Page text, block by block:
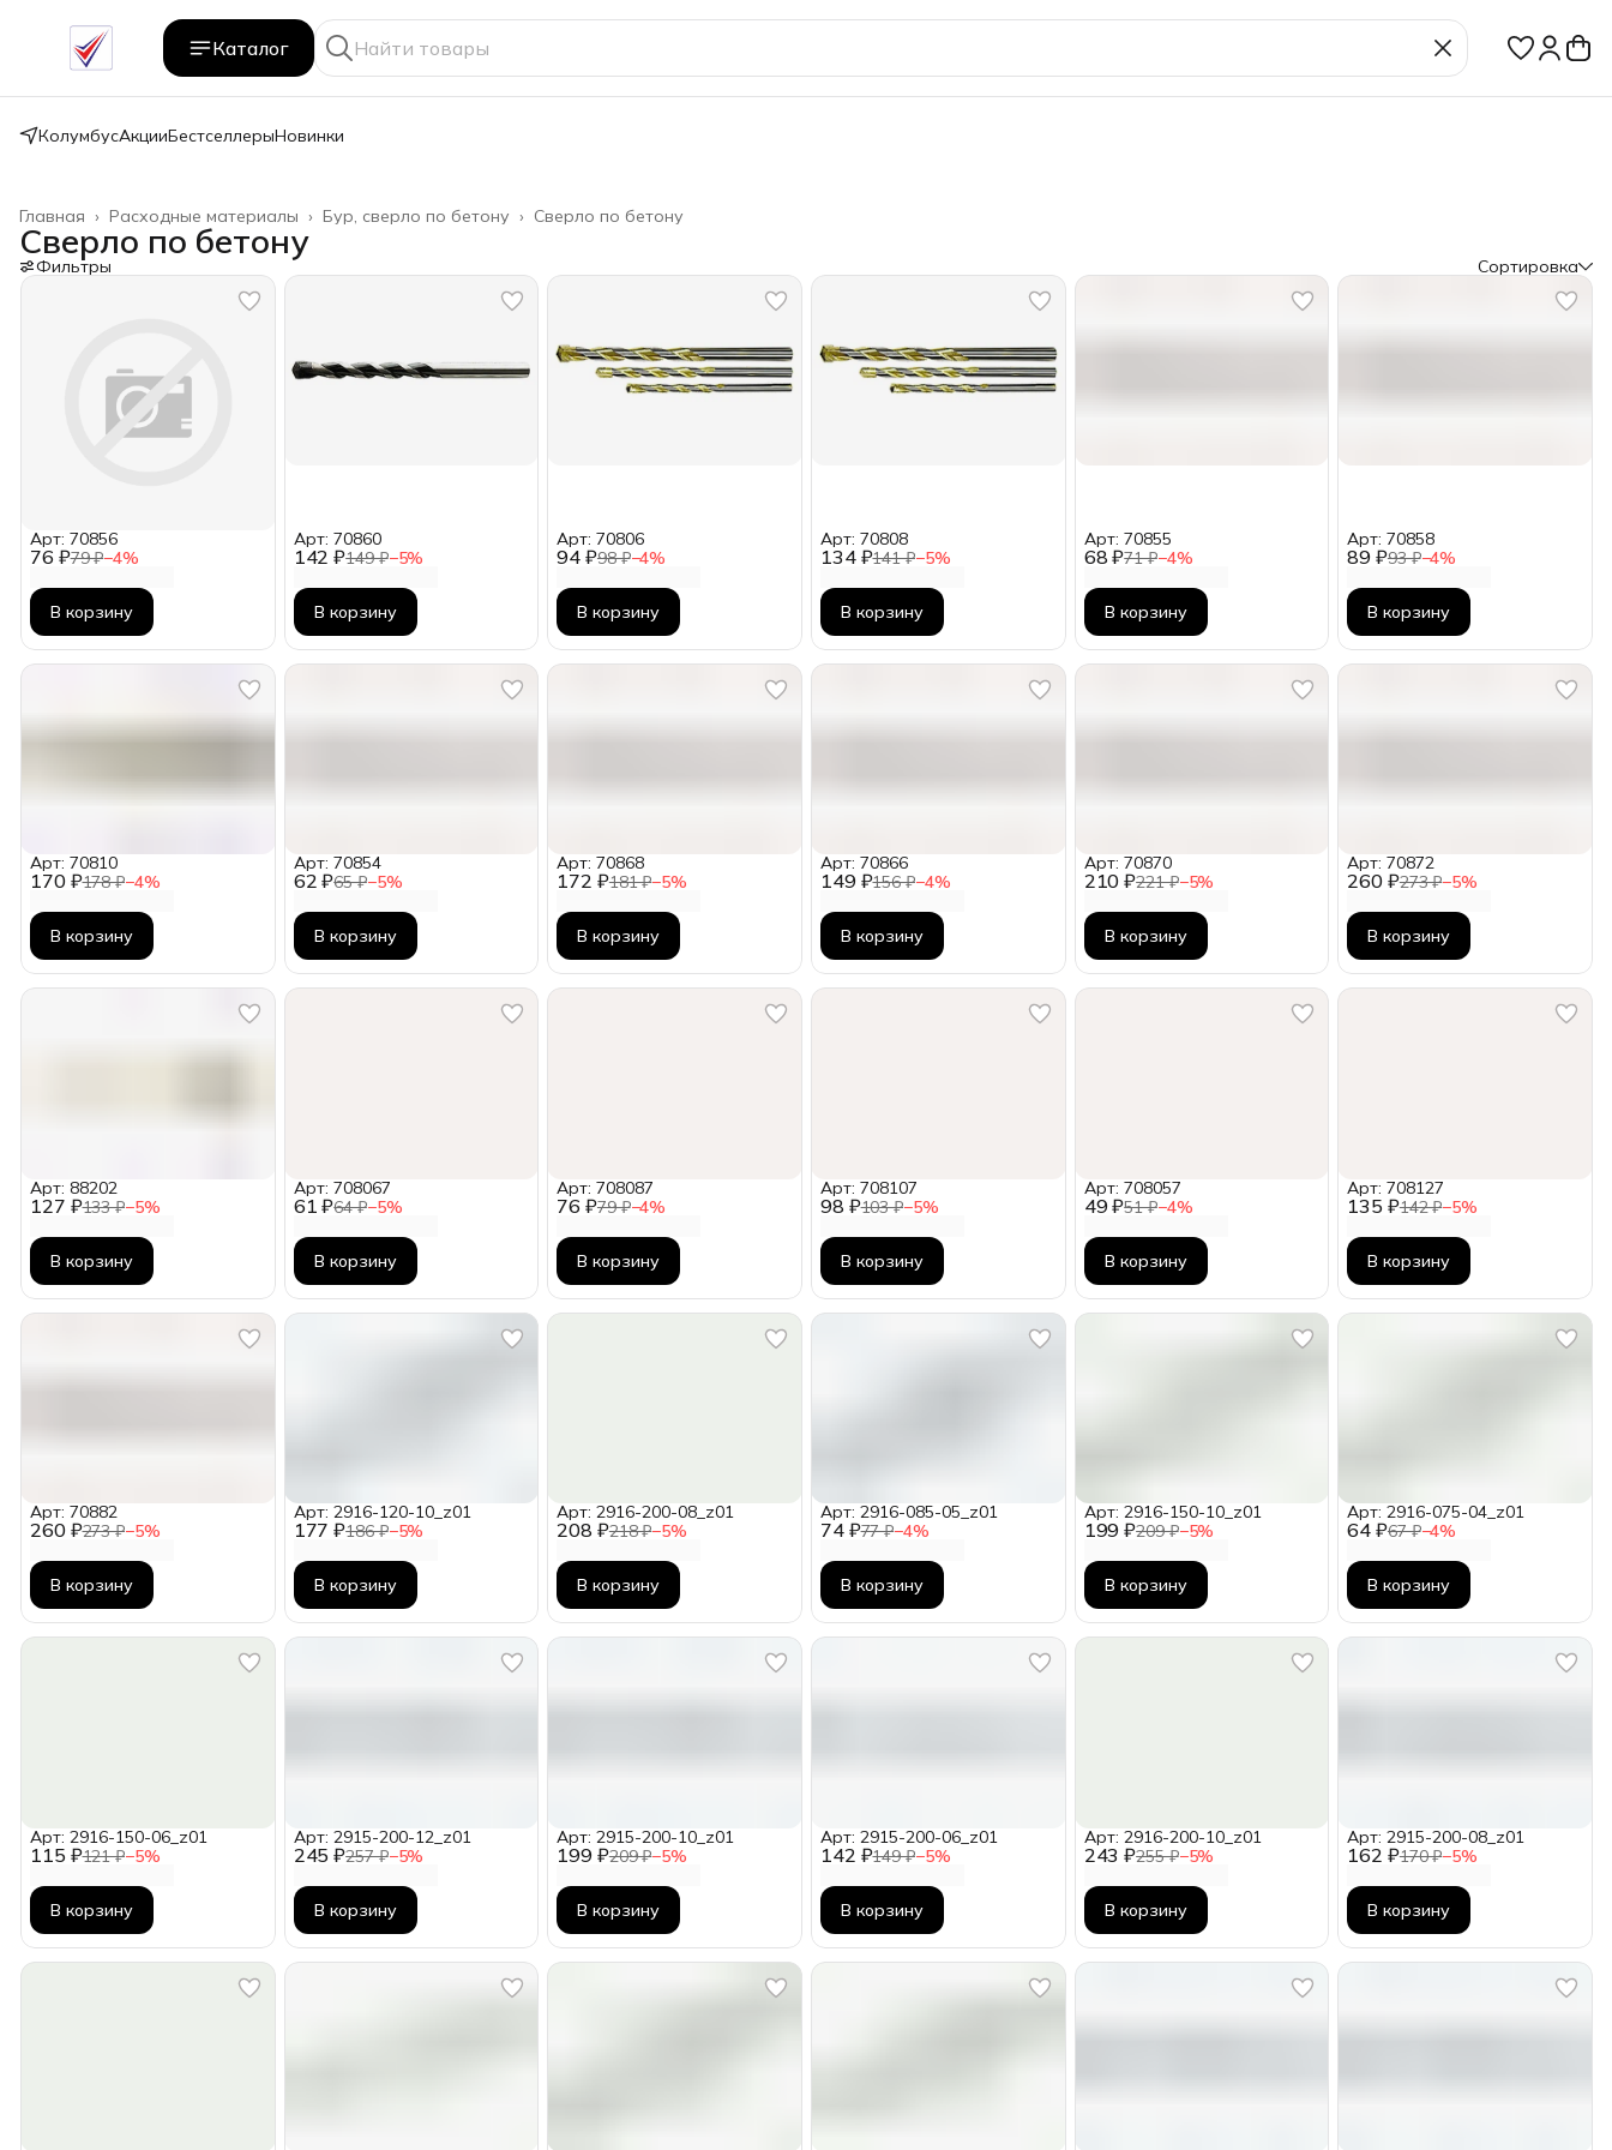
Каталог
КолумбусАкцииБестселлерыНовинки
Сверло по бетону
Бур, сверло по бетону ›
Расходные материалы ›
Главная ›
Сверло по бетону
Фильтры Сортировка
76 ₽79 ₽−4%
Арт: 70856
В корзину
142 ₽149 ₽−5%
Арт: 70860
В корзину
94 ₽98 ₽−4%
Арт: 70806
В корзину
134 ₽141 ₽−5%
Арт: 70808
В корзину
68 ₽71 ₽−4%
Арт: 70855
В корзину
89 ₽93 ₽−4%
Арт: 70858
В корзину
170 ₽178 ₽−4%
Арт: 70810
В корзину
62 ₽65 ₽−5%
Арт: 70854
В корзину
172 ₽181 ₽−5%
Арт: 70868
В корзину
149 ₽156 ₽−4%
Арт: 70866
В корзину
210 ₽221 ₽−5%
Арт: 70870
В корзину
260 ₽273 ₽−5%
Арт: 70872
В корзину
127 ₽133 ₽−5%
Арт: 88202
В корзину
61 ₽64 ₽−5%
Арт: 708067
В корзину
76 ₽79 ₽−4%
Арт: 708087
В корзину
98 ₽103 ₽−5%
Арт: 708107
В корзину
49 ₽51 ₽−4%
Арт: 708057
В корзину
135 ₽142 ₽−5%
Арт: 708127
В корзину
260 ₽273 ₽−5%
Арт: 70882
В корзину
177 ₽186 ₽−5%
Арт: 2916-120-10_z01
В корзину
208 ₽218 ₽−5%
Арт: 2916-200-08_z01
В корзину
74 ₽77 ₽−4%
Арт: 2916-085-05_z01
В корзину
199 ₽209 ₽−5%
Арт: 2916-150-10_z01
В корзину
64 ₽67 ₽−4%
Арт: 2916-075-04_z01
В корзину
115 ₽121 ₽−5%
Арт: 2916-150-06_z01
В корзину
245 ₽257 ₽−5%
Арт: 2915-200-12_z01
В корзину
199 ₽209 ₽−5%
Арт: 2915-200-10_z01
В корзину
142 ₽149 ₽−5%
Арт: 2915-200-06_z01
В корзину
243 ₽255 ₽−5%
Арт: 2916-200-10_z01
В корзину
162 ₽170 ₽−5%
Арт: 2915-200-08_z01
В корзину